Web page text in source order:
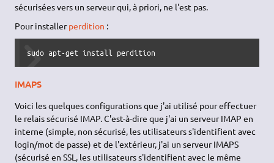
sécurisées vers un serveur qui, à priori, ne l'est pas.
Pour installerperdition :
sudo apt-get install perdition
IMAPS
Voici les quelques configurations que j'ai utilisé pour effectuer
le relais sécurisé IMAP. C'est-à-dire que j'ai un serveur IMAP en
interne (simple, non sécurisé, les utilisateurs s'identifient avec
login/mot de passe) et de l'extérieur, j'ai un serveur IMAPS
(sécurisé en SSL, les utilisateurs s'identifient avec le même